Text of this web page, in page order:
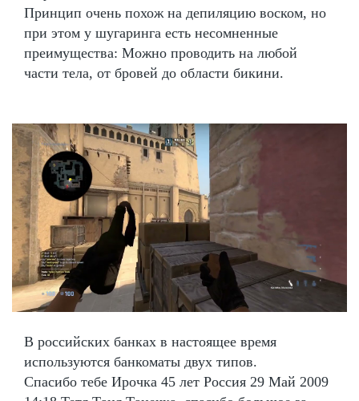
Принцип очень похож на депиляцию воском, но
при этом у шугаринга есть несомненные
преимущества: Можно проводить на любой
части тела, от бровей до области бикини.
В российских банках в настоящее время
используются банкоматы двух типов.
Спасибо тебе Ирочка 45 лет Россия 29 Май 2009